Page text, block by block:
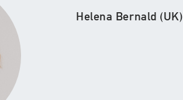
Helena Bernald (UK)